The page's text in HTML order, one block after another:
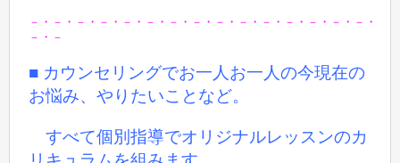
－・－・－・－・－・－・－・－・－・－・－・－・－・－・－・
－・－
■ カウンセリングでお一人お一人の今現在の
お悩み、やりたいことなど。
すべて個別指導でオリジナルレッスンのカ